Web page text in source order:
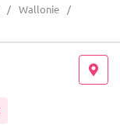
Wallonie